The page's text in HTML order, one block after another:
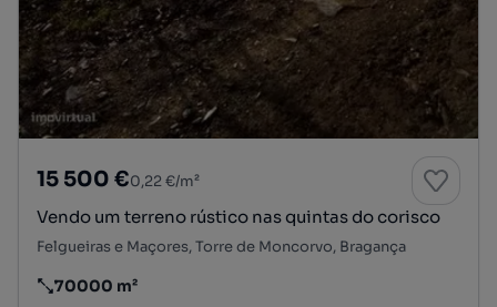
15 500 €0,22 €/m²
Vendo um terreno rústico nas quintas do corisco
Felgueiras e Maçores, Torre de Moncorvo, Bragança
Preço por metro quadrado
70000 m²